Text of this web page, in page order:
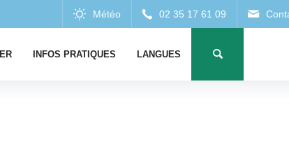
INFOS PRATIQUES LANGUES